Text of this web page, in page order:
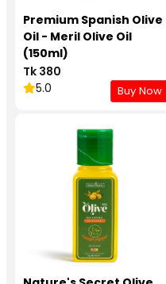
Premium Spanish Olive
Oil - Meril Olive Oil
(150ml)
Tk 380
5.0
Buy Now